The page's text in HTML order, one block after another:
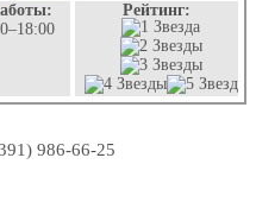
Рейтинг:
986-66-25